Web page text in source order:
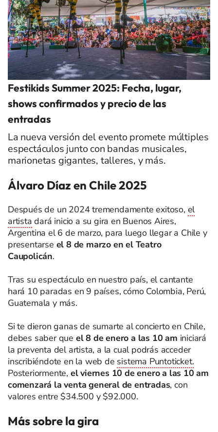
Festikids Summer 2025: Fecha, lugar,
shows confirmados y precio de las
entradas
La nueva versión del evento promete múltiples
espectáculos junto con bandas musicales,
marionetas gigantes, talleres, y más.
Álvaro Díaz en Chile 2025
Después de un 2024 tremendamente exitoso, el
artista dará inicio a su gira en Buenos Aires,
Argentina el 6 de marzo, para luego llegar a Chile y
presentarse el 8 de marzo en el Teatro
Caupolicán.
Tras su espectáculo en nuestro país, el cantante
hará 10 paradas en 9 países, cómo Colombia, Perú,
Guatemala y más.
Si te dieron ganas de sumarte al concierto en Chile,
debes saber que el 8 de enero a las 10 am iniciará
la preventa del artista, a la cual podrás acceder
inscribiéndote en la web de sistema Puntoticket.
Posteriormente, el viernes 10 de enero a las 10 am
comenzará la venta general de entradas, con
valores entre $34.500 y $92.000.
Más sobre la gira